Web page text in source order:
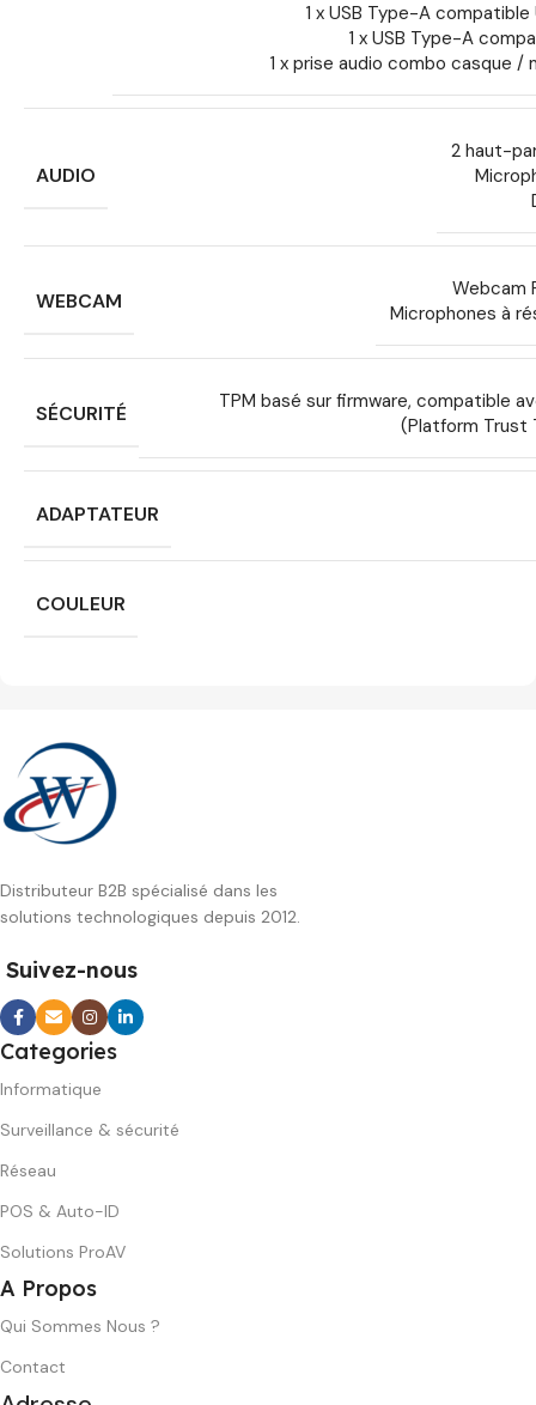
1 x USB Type-A compatible
1 x USB Type-A
1 x prise audio combo casque /
AUDIO
2 haut-
WEBCAM
Webcam
Microphones à
SÉCURITÉ
TPM basé sur firmware, compatible
(Platform Trust
ADAPTATEUR
COULEUR
Distributeur B2B spécialisé dans les
solutions technologiques depuis 2012.
Suivez-nous
Categories
Informatique
Surveillance & sécurité
Réseau
POS & Auto-ID
Solutions ProAV
A Propos
Qui Sommes Nous ?
Contact